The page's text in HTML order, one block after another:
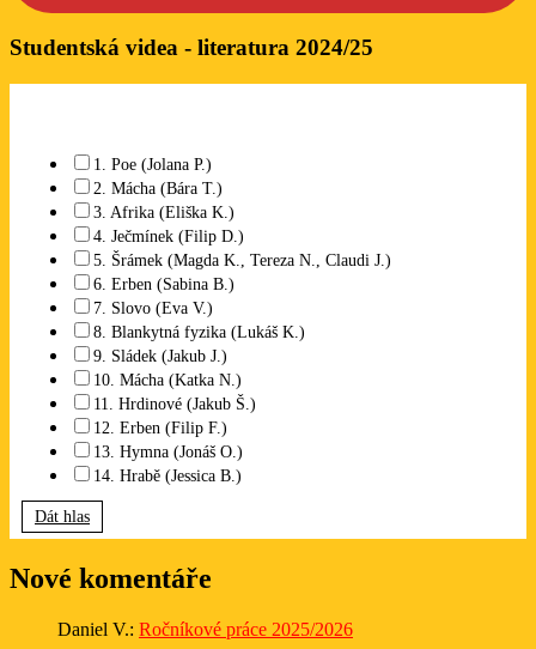
Studentská videa - literatura 2024/25
1. Poe (Jolana P.)
2. Mácha (Bára T.)
3. Afrika (Eliška K.)
4. Ječmínek (Filip D.)
5. Šrámek (Magda K., Tereza N., Claudi J.)
6. Erben (Sabina B.)
7. Slovo (Eva V.)
8. Blankytná fyzika (Lukáš K.)
9. Sládek (Jakub J.)
10. Mácha (Katka N.)
11. Hrdinové (Jakub Š.)
12. Erben (Filip F.)
13. Hymna (Jonáš O.)
14. Hrabě (Jessica B.)
Dát hlas
Nové komentáře
Daniel V.: Ročníkové práce 2025/2026